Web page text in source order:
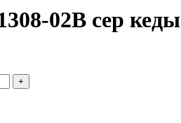
02B сер кеды
+